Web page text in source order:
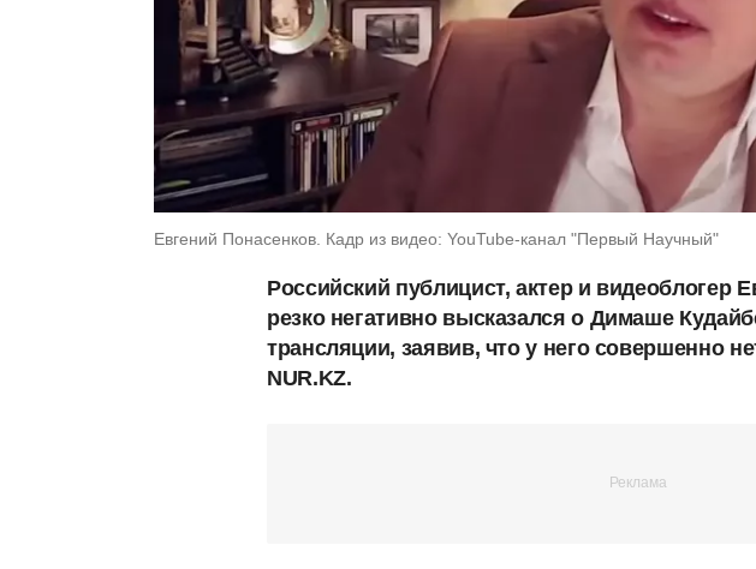
Евгений Понасенков. Кадр из видео: YouTube-канал "Первый Научный"
Российский публицист, актер и видеоблогер
резко негативно высказался о Димаше
трансляции, заявив, что у него совершенно
NUR.KZ.